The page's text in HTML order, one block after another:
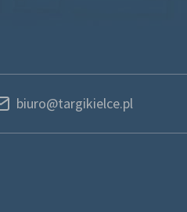
biuro@targikielce.pl